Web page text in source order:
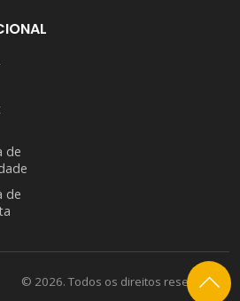
de
de
© 2026. Todos os direitos reservados.